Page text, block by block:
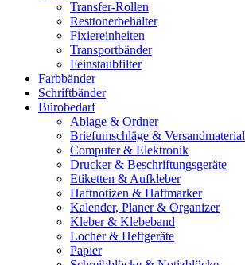
Transfer-Rollen
Resttonerbehälter
Fixiereinheiten
Transportbänder
Feinstaubfilter
Farbbänder
Schriftbänder
Bürobedarf
Ablage & Ordner
Briefumschläge & Versandmaterial
Computer & Elektronik
Drucker & Beschriftungsgeräte
Etiketten & Aufkleber
Haftnotizen & Haftmarker
Kalender, Planer & Organizer
Kleber & Klebeband
Locher & Heftgeräte
Papier